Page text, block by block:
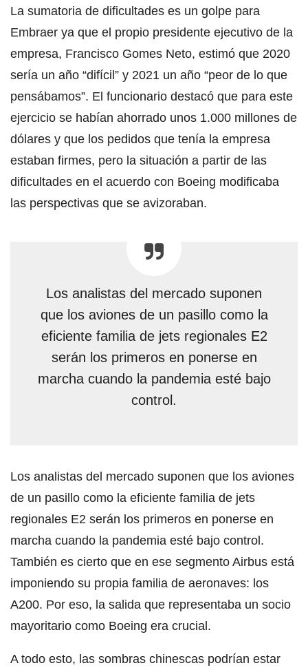
La sumatoria de dificultades es un golpe para
Embraer ya que el propio presidente ejecutivo de la
empresa, Francisco Gomes Neto, estimó que 2020
sería un año “difícil” y 2021 un año “peor de lo que
pensábamos”. El funcionario destacó que para este
ejercicio se habían ahorrado unos 1.000 millones de
dólares y que los pedidos que tenía la empresa
estaban firmes, pero la situación a partir de las
dificultades en el acuerdo con Boeing modificaba
las perspectivas que se avizoraban.
Los analistas del mercado suponen
que los aviones de un pasillo como la
eficiente familia de jets regionales E2
serán los primeros en ponerse en
marcha cuando la pandemia esté bajo
control.
Los analistas del mercado suponen que los aviones
de un pasillo como la eficiente familia de jets
regionales E2 serán los primeros en ponerse en
marcha cuando la pandemia esté bajo control.
También es cierto que en ese segmento Airbus está
imponiendo su propia familia de aeronaves: los
A200. Por eso, la salida que representaba un socio
mayoritario como Boeing era crucial.
A todo esto, las sombras chinescas podrían estar